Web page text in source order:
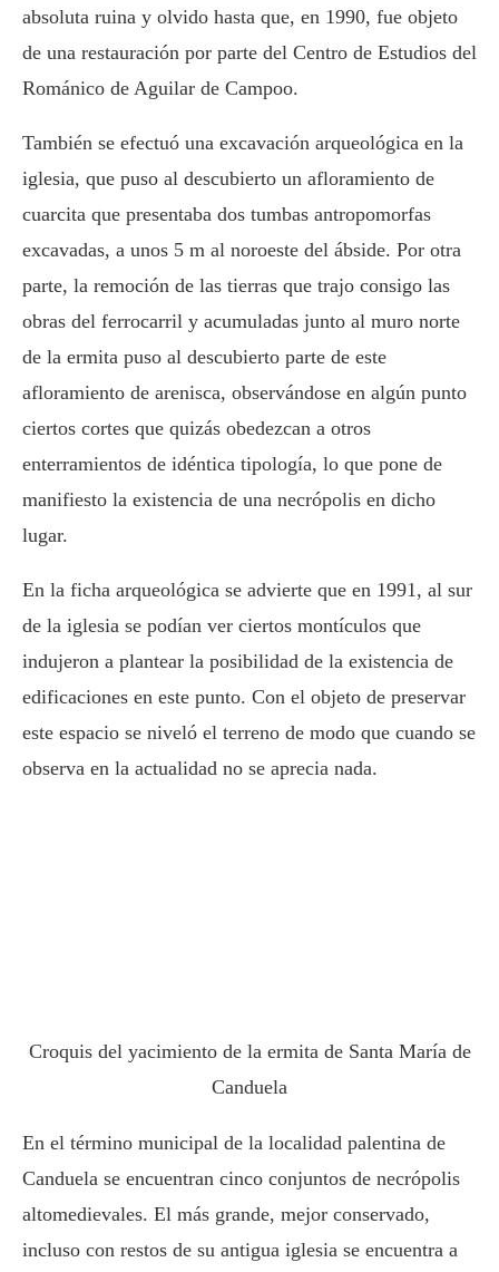
absoluta ruina y olvido hasta que, en 1990, fue objeto
de una restauración por parte del Centro de Estudios del
Románico de Aguilar de Campoo.
También se efectuó una excavación arqueológica en la
iglesia, que puso al descubierto un afloramiento de
cuarcita que presentaba dos tumbas antropomorfas
excavadas, a unos 5 m al noroeste del ábside. Por otra
parte, la remoción de las tierras que trajo consigo las
obras del ferrocarril y acumuladas junto al muro norte
de la ermita puso al descubierto parte de este
afloramiento de arenisca, observándose en algún punto
ciertos cortes que quizás obedezcan a otros
enterramientos de idéntica tipología, lo que pone de
manifiesto la existencia de una necrópolis en dicho
lugar.
En la ficha arqueológica se advierte que en 1991, al sur
de la iglesia se podían ver ciertos montículos que
indujeron a plantear la posibilidad de la existencia de
edificaciones en este punto. Con el objeto de preservar
este espacio se niveló el terreno de modo que cuando se
observa en la actualidad no se aprecia nada.
Croquis del yacimiento de la ermita de Santa María de
Canduela
En el término municipal de la localidad palentina de
Canduela se encuentran cinco conjuntos de necrópolis
altomedievales. El más grande, mejor conservado,
incluso con restos de su antigua iglesia se encuentra a